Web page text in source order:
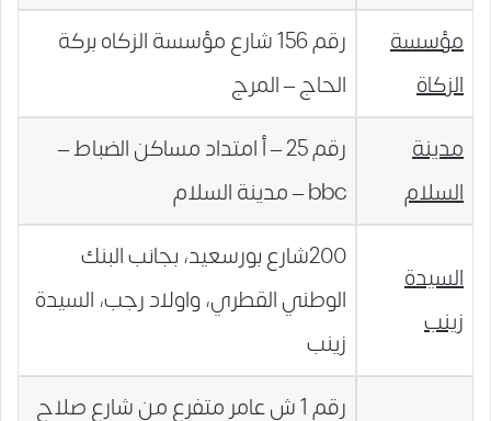
مؤسسة
الزكاة
رقم 156 شارع مؤسسة الزكاه بركة
الحاج – المرج
مدينة
السلام
رقم 25 – أ امتداد مساكن الضباط –
bbc – مدينة السلام
السيدة
زينب
200شارع بورسعيد، بجانب البنك
الوطني القطري، واولاد رجب، السيدة
زينب
رقم 1 ش عامر متفرع من شارع صلاح